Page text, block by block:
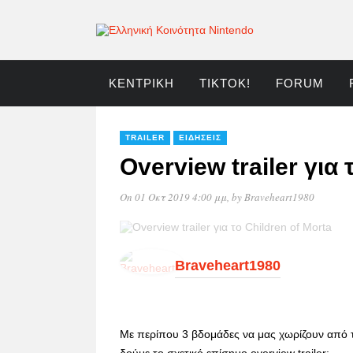
ΚΕΝΤΡΙΚΉ TIKTOK! FORUM
TRAILER ΕΙΔΉΣΕΙΣ
Οverview trailer για
On 01 Οκτ 2019 4:00 μμ, byBraveheart1980
Braveheart1980
Με περίπου 3 βδομάδες να μας χωρίζουν από